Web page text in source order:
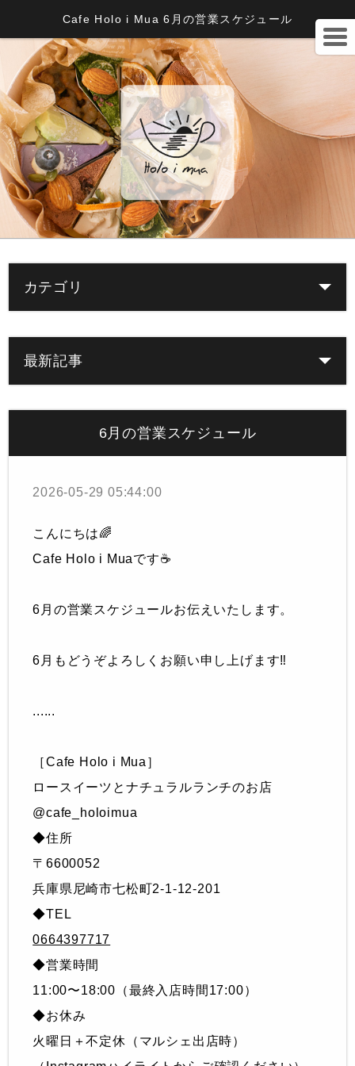
Cafe Holo i Mua 6月の営業スケジュール
カテゴリ
最新記事
6月の営業スケジュール
2026-05-29 05:44:00
こんにちは🌈
Cafe Holo i Muaです☕️
6月の営業スケジュールお伝えいたします。
6月もどうぞよろしくお願い申し上げます‼︎
......
［Cafe Holo i Mua］
ロースイーツとナチュラルランチのお店
@cafe_holoimua
◆住所
〒6600052
兵庫県尼崎市七松町2-1-12-201
◆TEL
0664397717
◆営業時間
11:00〜18:00（最終入店時間17:00）
◆お休み
火曜日＋不定休（マルシェ出店時）